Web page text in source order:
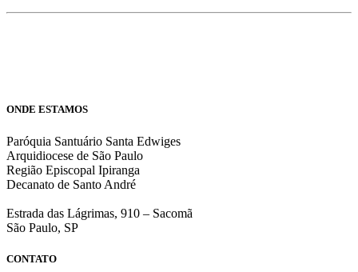
ONDE ESTAMOS
Paróquia Santuário Santa Edwiges
Arquidiocese de São Paulo
Região Episcopal Ipiranga
Decanato de Santo André
Estrada das Lágrimas, 910 – Sacomã
São Paulo, SP
CONTATO